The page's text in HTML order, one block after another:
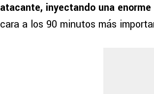
atacante, inyectando una
cara a los 90 minutos más